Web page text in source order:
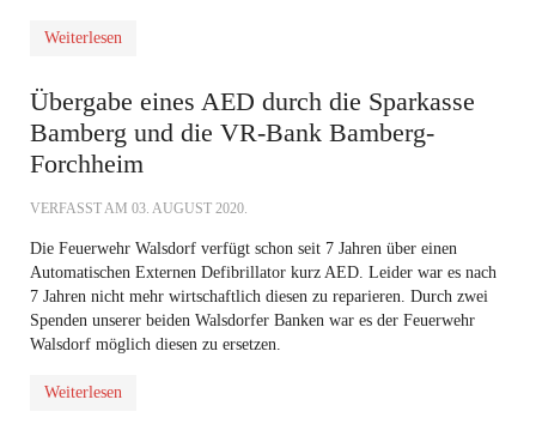
Weiterlesen
Übergabe eines AED durch die Sparkasse
Bamberg und die VR-Bank Bamberg-
Forchheim
VERFASST AM 03. AUGUST 2020.
Die Feuerwehr Walsdorf verfügt schon seit 7 Jahren über einen
Automatischen Externen Defibrillator kurz AED. Leider war es nach
7 Jahren nicht mehr wirtschaftlich diesen zu reparieren. Durch zwei
Spenden unserer beiden Walsdorfer Banken war es der Feuerwehr
Walsdorf möglich diesen zu ersetzen.
Weiterlesen